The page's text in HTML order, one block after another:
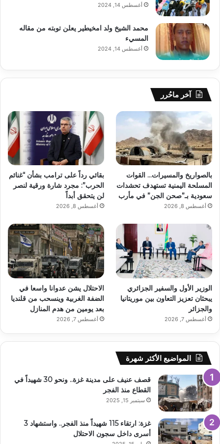
أغسطس 14, 2024
محمد الشيخ ولد امخيطير يعلن توبته من مقاله
المسيء
أغسطس 14, 2024
آخر ماحُرر
بالصواريخ والمسيرات… القوات
المسلحة اليمنية تستهدف تحشدات
سعودية بـ”صحن الجن” في مأرب
أغسطس 8, 2026
بقائي رداً على ترامب بشأن “غنائم
الحرب”: مجرد شارة ورقية لنصر
لن يتحقق أبداً
أغسطس 8, 2026
الوزير الأول والسفير الجزائري
يبحثان تعزيز التعاون بين موريتانيا
والجزائر
أغسطس 7, 2026
الاحتلال يشن عدوانا واسعا في
الضفة الغربية وينسحب من قلنديا
بعد يومين من هدم المنازل
أغسطس 7, 2026
المواضيع الأكثر شهرة
قصف عنيف على مدينة غزة.. ونحو 30 شهيداً في
القطاع منذ الفجر
سبتمبر 15, 2025
غزة: ارتقاء 115 شهيداً منذ الفجر.. واستشهاد 3
أسرى داخل سجون الاحتلال